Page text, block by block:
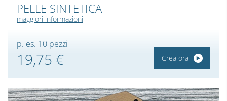
PELLE SINTETICA
maggiori informazioni
p. es. 10 pezzi
19,75 € Crea ora